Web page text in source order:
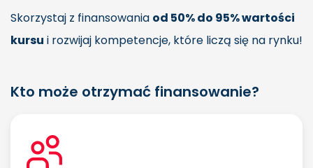
Skorzystaj z finansowania od 50% do 95% wartości
kursu i rozwijaj kompetencje, które liczą się na rynku!
Kto może otrzymać finansowanie?